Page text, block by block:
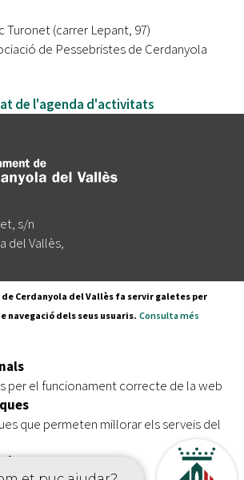
Turonet (carrer Lepant, 97)
de Pessebristes de Cerdanyola
de l'agenda d'activitats
s/n
del Vallès,
butlletí
| Protecció de dades
Cerdanyola del Vallès fa servir galetes per
navegació dels seus usuaris. Consulta més
per el funcionament correcte de la web
que permeten millorar els serveis del